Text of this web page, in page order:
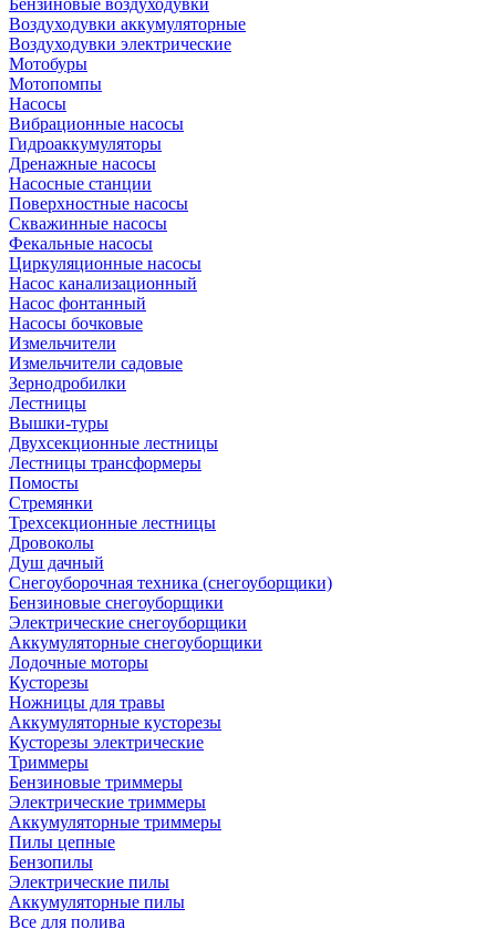
Бензиновые воздуходувки
Воздуходувки аккумуляторные
Воздуходувки электрические
Мотобуры
Мотопомпы
Насосы
Вибрационные насосы
Гидроаккумуляторы
Дренажные насосы
Насосные станции
Поверхностные насосы
Скважинные насосы
Фекальные насосы
Циркуляционные насосы
Насос канализационный
Насос фонтанный
Насосы бочковые
Измельчители
Измельчители садовые
Зернодробилки
Лестницы
Вышки-туры
Двухсекционные лестницы
Лестницы трансформеры
Помосты
Стремянки
Трехсекционные лестницы
Дровоколы
Душ дачный
Снегоуборочная техника (снегоуборщики)
Бензиновые снегоуборщики
Электрические снегоуборщики
Аккумуляторные снегоуборщики
Лодочные моторы
Кусторезы
Ножницы для травы
Аккумуляторные кусторезы
Кусторезы электрические
Триммеры
Бензиновые триммеры
Электрические триммеры
Аккумуляторные триммеры
Пилы цепные
Бензопилы
Электрические пилы
Аккумуляторные пилы
Все для полива